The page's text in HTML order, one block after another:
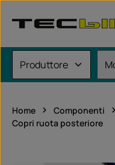
Home Componenti
Copri ruota posteriore